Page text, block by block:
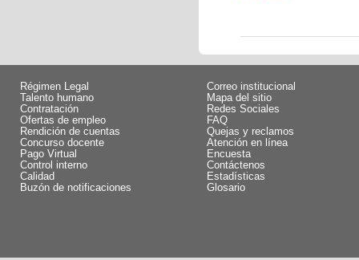
Régimen Legal
Talento humano
Contratación
Ofertas de empleo
Rendición de cuentas
Concurso docente
Pago Virtual
Control interno
Calidad
Buzón de notificaciones
Correo institucional
Mapa del sitio
Redes Sociales
FAQ
Quejas y reclamos
Atención en línea
Encuesta
Contáctenos
Estadísticas
Glosario